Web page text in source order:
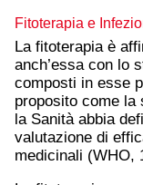
Fitoterapia e
La fitoterapia è
anch’essa con lo
composti in esse
proposito come la
la Sanità abbia
valutazione di
medicinali (WHO,